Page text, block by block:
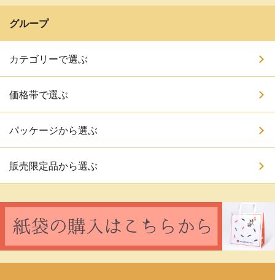
グループ
カテゴリーで選ぶ
価格帯で選ぶ
パッケージから選ぶ
販売限定品から選ぶ